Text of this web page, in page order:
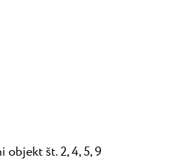
št. 2, 4, 5, 9